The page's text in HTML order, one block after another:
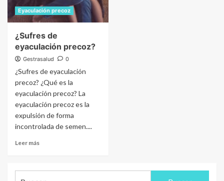
Eyaculación precoz
¿Sufres de
eyaculación precoz?
Gestrasalud 0
¿Sufres de eyaculación
precoz? ¿Qué es la
eyaculación precoz? La
eyaculación precoz es la
expulsión de forma
incontrolada de semen....
Leer más